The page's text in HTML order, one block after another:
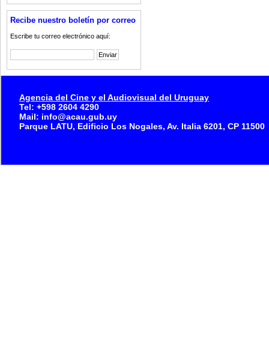
Recibe nuestro boletín por correo
Escribe tu correo electrónico aquí:
Agencia del Cine y el Audiovisual del Uruguay
Tel: +598 2604 4290
Mail: info@acau.gub.uy
Parque LATU, Edificio Los Nogales, Av. Italia 6201, CP 11500